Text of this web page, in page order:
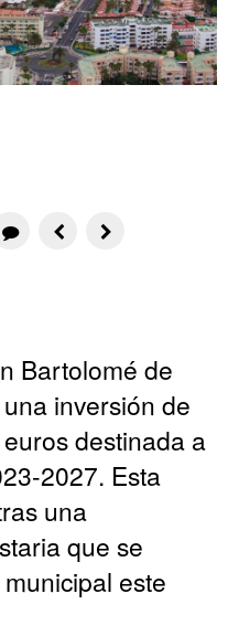
Bartolomé de
inversión de
destinada a
2027. Esta
una
que se
este